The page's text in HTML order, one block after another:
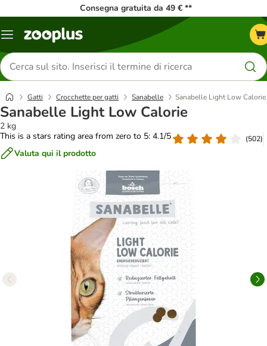
Consegna gratuita da 49 € **
Overview
Cerca
prodotti
Gatti Crocchette per gatti Sanabelle Sanabelle Light Low Calorie
Sanabelle Light Low Calorie
2 kg
This is a stars rating area from zero to 5: 4.1/5
(502)
Valuta qui il prodotto